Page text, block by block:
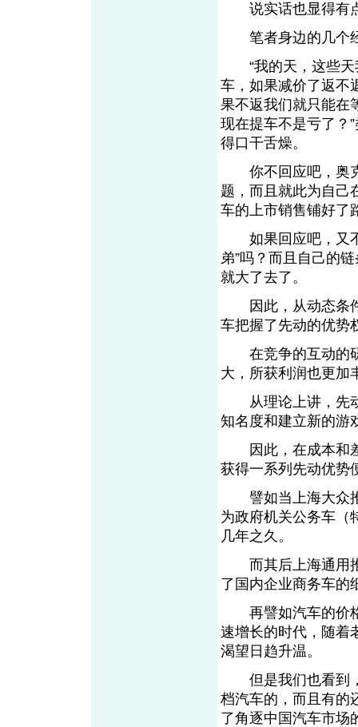
说实话也显得有
笔者身边的几个
“我的天，这些天
车，如果减价了返不
果不返我们就只能在
现在提车不是亏了？
得口干舌燥。
你不回应吧，奥克
题，而且就此为自己
车的上市销售铺好了
如果回应吧，又不
弟”吗？而且自己的
就大了去了。
因此，从动态条件
车把握了先动的优势
在竞争的互动的研
大，所获利润也更加
从理论上讲，先动
知名度和建立新的游
因此，在成本和差
获得一系列先动优势
譬如当上海大众推
为政府机关公务车（
几年之久。
而其后上海通用推
了国内企业商务车的
再譬如汽车的价格
速增长的时代，随着
渴望日趋升温。
但是我们也看到，
档汽车的，而且有的
了角逐中国汽车市场